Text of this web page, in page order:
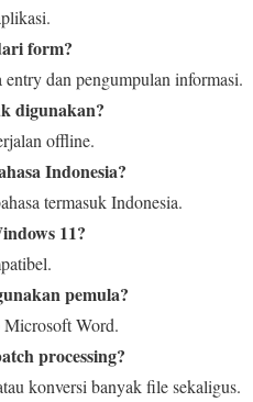
form?
dan pengumpulan informasi.
digunakan?
offline.
Indonesia?
termasuk Indonesia.
11?
pemula?
Microsoft Word.
processing?
konversi banyak file sekaligus.